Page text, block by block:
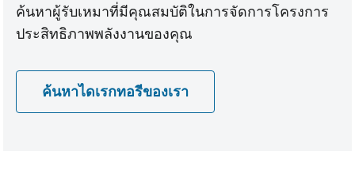
ค้นหาผู้รับเหมาที่มีคุณสมบัติในการจัดการโครงการ
ประสิทธิภาพพลังงานของคุณ
ค้นหาไดเรกทอรีของเรา